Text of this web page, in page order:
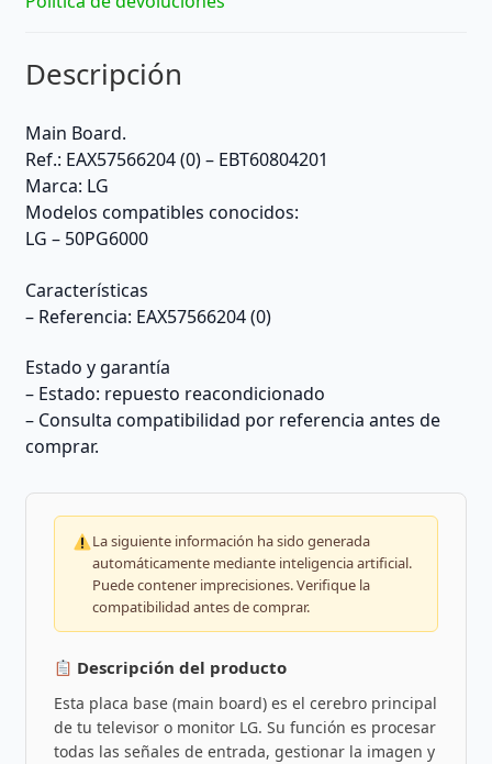
Descripción
Main Board.
Ref.: EAX57566204 (0) – EBT60804201
Marca: LG
Modelos compatibles conocidos:
LG – 50PG6000
Características
– Referencia: EAX57566204 (0)
Estado y garantía
– Estado: repuesto reacondicionado
– Consulta compatibilidad por referencia antes de
comprar.
La siguiente información ha sido generada
automáticamente mediante inteligencia artificial.
Puede contener imprecisiones. Verifique la
compatibilidad antes de comprar.
Descripción del producto
Esta placa base (main board) es el cerebro principal
de tu televisor o monitor LG. Su función es procesar
todas las señales de entrada, gestionar la imagen y